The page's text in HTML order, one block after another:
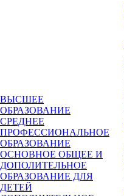
ВЫСШЕЕ
ОБРАЗОВАНИЕ
СРЕДНЕЕ
ПРОФЕССИОНАЛЬНОЕ
ОБРАЗОВАНИЕ
ОСНОВНОЕ ОБЩЕЕ И
ДОПОЛИТЕЛЬНОЕ
ОБРАЗОВАНИЕ ДЛЯ
ДЕТЕЙ